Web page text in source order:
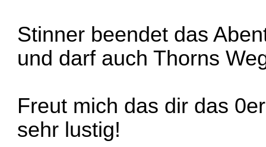
Stinner beendet das
und darf auch Thorns
Freut mich das dir das
sehr lustig!